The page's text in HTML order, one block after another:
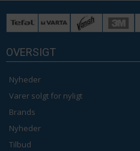
OVERSIGT
Nyheder
Varer solgt for nyligt
Brands
Nyheder
Tilbud